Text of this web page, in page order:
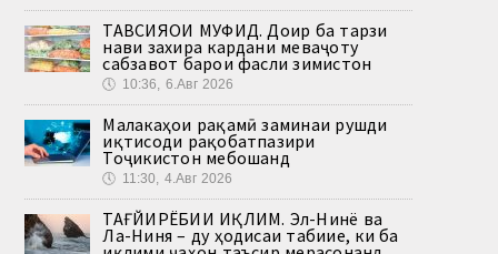
ТАВСИЯҲОИ МУФИД. Доир ба тарзи
нави захира кардани меваҷоту
сабзавот барои фасли зимистон
🕔 10:36, 6.Авг 2026
Малакаҳои рақамӣ заминаи рушди
иқтисоди рақобатпазири
Тоҷикистон мебошанд
🕔 11:30, 4.Авг 2026
ТАҒЙИРЁБИИ ИҚЛИМ. Эл-Нинё ва
Ла-Ниня – ду ҳодисаи табиие, ки ба